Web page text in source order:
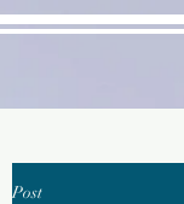
Post